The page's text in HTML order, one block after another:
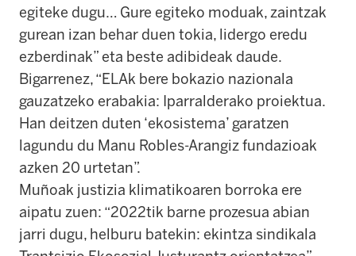
egiteke dugu… Gure egiteko moduak, zaintzak
gurean izan behar duen tokia, lidergo eredu
ezberdinak” eta beste adibideak daude.
Bigarrenez, “ELAk bere bokazio nazionala
gauzatzeko erabakia: Iparralderako proiektua.
Han deitzen duten ‘ekosistema’ garatzen
lagundu du Manu Robles-Arangiz fundazioak
azken 20 urtetan”.
Muñoak justizia klimatikoaren borroka ere
aipatu zuen: “2022tik barne prozesua abian
jarri dugu, helburu batekin: ekintza sindikala